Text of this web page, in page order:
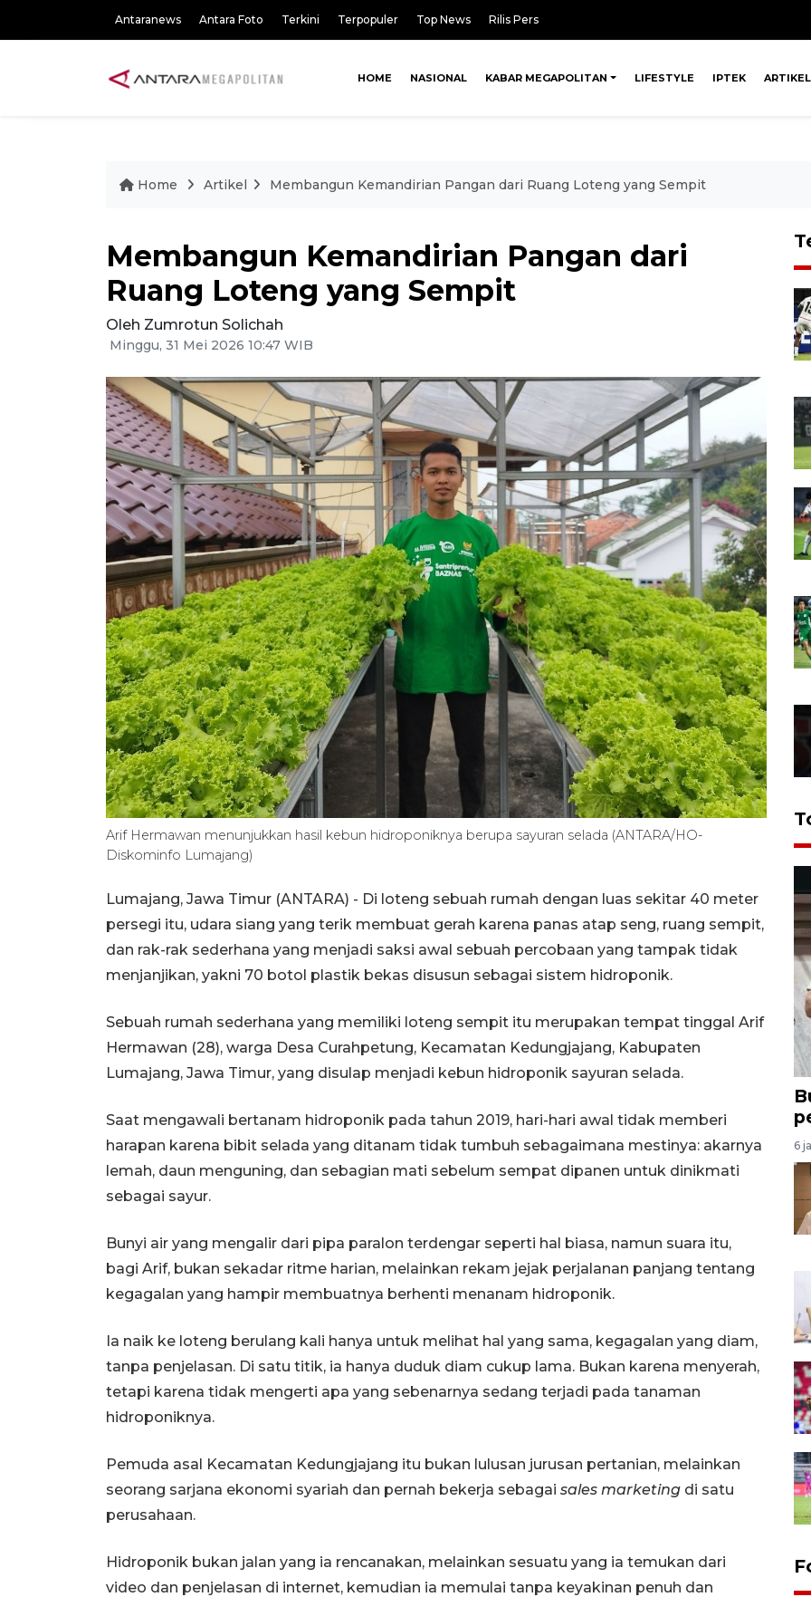
Antaranews Antara Foto Terkini Terpopuler Top News Rilis Pers
HOME NASIONAL KABAR MEGAPOLITAN LIFESTYLE IPTEK ARTIKEL
Home Artikel Membangun Kemandirian Pangan dari Ruang Loteng yang Sempit
Membangun Kemandirian Pangan dari
Ruang Loteng yang Sempit
Oleh Zumrotun Solichah
Minggu, 31 Mei 2026 10:47 WIB
Arif Hermawan menunjukkan hasil kebun hidroponiknya berupa sayuran selada (ANTARA/HO-
Diskominfo Lumajang)
Lumajang, Jawa Timur (ANTARA) - Di loteng sebuah rumah dengan luas sekitar 40 meter
persegi itu, udara siang yang terik membuat gerah karena panas atap seng, ruang sempit,
dan rak-rak sederhana yang menjadi saksi awal sebuah percobaan yang tampak tidak
menjanjikan, yakni 70 botol plastik bekas disusun sebagai sistem hidroponik.
Sebuah rumah sederhana yang memiliki loteng sempit itu merupakan tempat tinggal Arif
Hermawan (28), warga Desa Curahpetung, Kecamatan Kedungjajang, Kabupaten
Lumajang, Jawa Timur, yang disulap menjadi kebun hidroponik sayuran selada.
Saat mengawali bertanam hidroponik pada tahun 2019, hari-hari awal tidak memberi
harapan karena bibit selada yang ditanam tidak tumbuh sebagaimana mestinya: akarnya
lemah, daun menguning, dan sebagian mati sebelum sempat dipanen untuk dinikmati
sebagai sayur.
Bunyi air yang mengalir dari pipa paralon terdengar seperti hal biasa, namun suara itu,
bagi Arif, bukan sekadar ritme harian, melainkan rekam jejak perjalanan panjang tentang
kegagalan yang hampir membuatnya berhenti menanam hidroponik.
Ia naik ke loteng berulang kali hanya untuk melihat hal yang sama, kegagalan yang diam,
tanpa penjelasan. Di satu titik, ia hanya duduk diam cukup lama. Bukan karena menyerah,
tetapi karena tidak mengerti apa yang sebenarnya sedang terjadi pada tanaman
hidroponiknya.
Pemuda asal Kecamatan Kedungjajang itu bukan lulusan jurusan pertanian, melainkan
seorang sarjana ekonomi syariah dan pernah bekerja sebagai sales marketing di satu
perusahaan.
Hidroponik bukan jalan yang ia rencanakan, melainkan sesuatu yang ia temukan dari
video dan penjelasan di internet, kemudian ia memulai tanpa keyakinan penuh dan
6